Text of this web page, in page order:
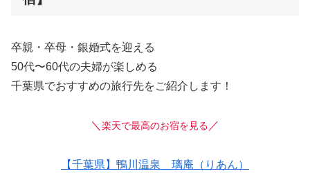
卒親・卒母・銀婚式を迎える
50代〜60代の夫婦が楽しめる
千葉県でおすすめの旅行先をご紹介します！
＼ 楽天で最高のお宿を見る ／
【千葉県】鴨川温泉 璃庵（りあん）